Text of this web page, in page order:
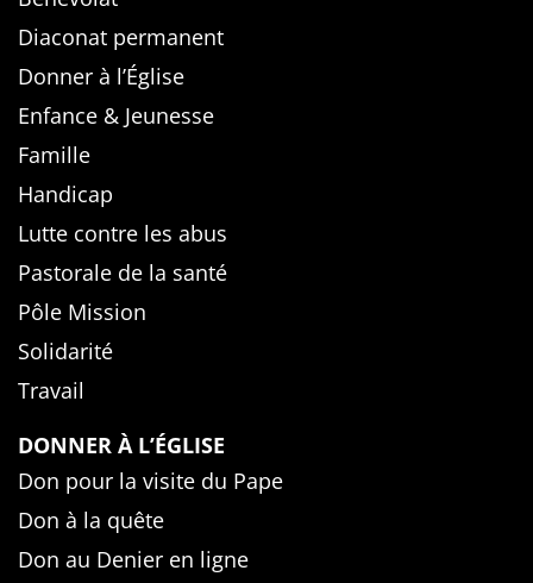
Diaconat permanent
Donner à l’Église
Enfance & Jeunesse
Famille
Handicap
Lutte contre les abus
Pastorale de la santé
Pôle Mission
Solidarité
Travail
DONNER À L’ÉGLISE
Don pour la visite du Pape
Don à la quête
Don au Denier en ligne